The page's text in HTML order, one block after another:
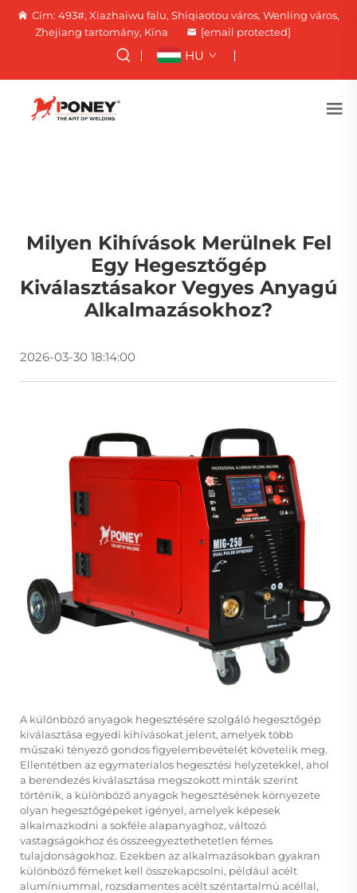
Cím: 493#, Xiazhaiwu falu, Shiqiaotou város, Wenling város,
Zhejiang tartomány, Kína
[email protected]
HU
Milyen Kihívások Merülnek Fel
Egy Hegesztőgép
Kiválasztásakor Vegyes Anyagú
Alkalmazásokhoz?
2026-03-30 18:14:00
A különböző anyagok hegesztésére szolgáló hegesztőgép
kiválasztása egyedi kihívásokat jelent, amelyek több
műszaki tényező gondos figyelembevételét követelik meg.
Ellentétben az egymaterialos hegesztési helyzetekkel, ahol
a berendezés kiválasztása megszokott minták szerint
történik, a különböző anyagok hegesztésének környezete
olyan hegesztőgépeket igényel, amelyek képesek
alkalmazkodni a sokféle alapanyaghoz, változó
vastagságokhoz és összeegyeztethetetlen fémes
tulajdonságokhoz. Ezekben az alkalmazásokban gyakran
különböző fémeket kell összekapcsolni, például acélt
alumíniummal, rozsdamentes acélt széntartalmú acéllal,